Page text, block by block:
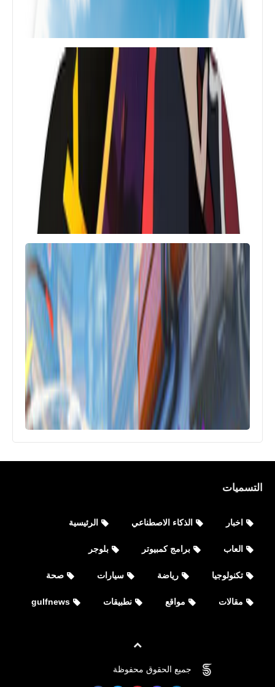
التسميات
اخبار الذكاء الاصطناعي الرئيسية
العاب برامج كمبيوتر بلوجر
تكنولوجيا رياضة سيارات صحة
مقالات مواقع نطبيقات gulfnews
جميع الحقوق محفوظة